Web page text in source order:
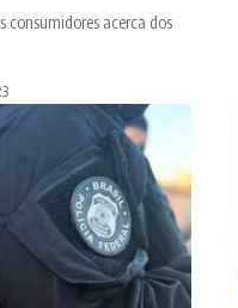
consumidores acerca dos